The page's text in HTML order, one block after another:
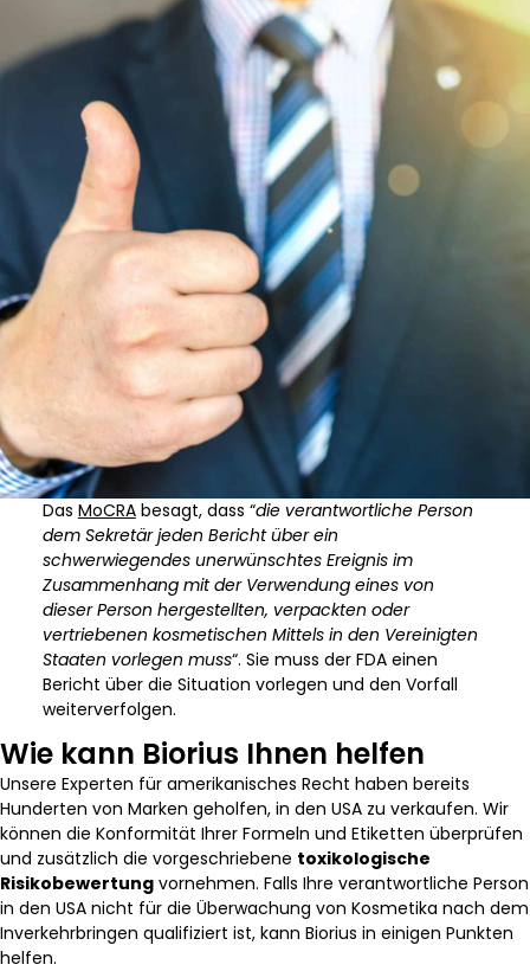
Das MoCRAbesagt, dass “die verantwortliche Person
dem Sekretär jeden Bericht über ein
schwerwiegendes unerwünschtes Ereignis im
Zusammenhang mit der Verwendung eines von
dieser Person hergestellten, verpackten oder
vertriebenen kosmetischen Mittels in den Vereinigten
Staaten vorlegen muss“. Sie muss der FDA einen
Bericht über die Situation vorlegen und den Vorfall
weiterverfolgen.
Wie kann Biorius Ihnen helfen
Unsere Experten für amerikanisches Recht haben bereits
Hunderten von Marken geholfen, in den USA zu verkaufen. Wir
können die Konformität Ihrer Formeln und Etiketten überprüfen
und zusätzlich die vorgeschriebene toxikologische
Risikobewertung vornehmen. Falls Ihre verantwortliche Person
in den USA nicht für die Überwachung von Kosmetika nach dem
Inverkehrbringen qualifiziert ist, kann Biorius in einigen Punkten
helfen.